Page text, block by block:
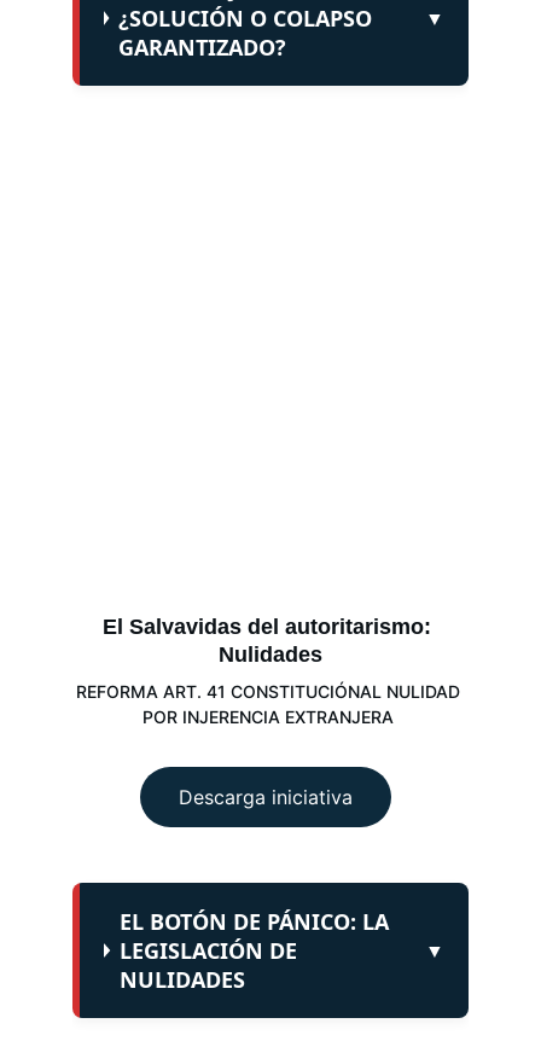
El Salvavidas del autoritarismo:
Nulidades
REFORMA ART. 41 CONSTITUCIÓNAL NULIDAD
POR INJERENCIA EXTRANJERA
Descarga iniciativa